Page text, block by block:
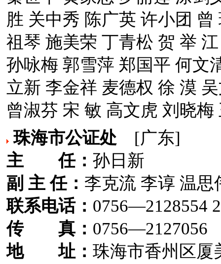
胜 关中秀 陈广英 许小团
祖琴 施美荣 丁青松 贺 举
孙咏梅 郭雪萍 郑国平 何文
立新 李金祥 麦德权 徐 漠
曾淑芬 宋 敏 高文虎 刘晓梅
珠海市公证处 [广东]
主 任： 孙日新
副 主 任： 李克流 李谆 温思
联系电话： 0756—2128554
传 真： 0756—2127056
地 址： 珠海市香州区厦